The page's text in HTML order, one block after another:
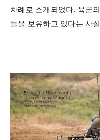
차례로 소개되었다. 육군
들을 보유하고 있다는 사